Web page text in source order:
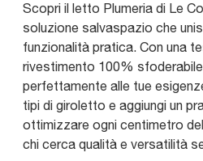
Scopri il letto Plumeria di Le
soluzione salvaspazio che
funzionalità pratica. Con una
rivestimento 100%
perfettamente alle tue
tipi di giroletto e aggiungi un
ottimizzare ogni centimetro
chi cerca qualità e versatilità